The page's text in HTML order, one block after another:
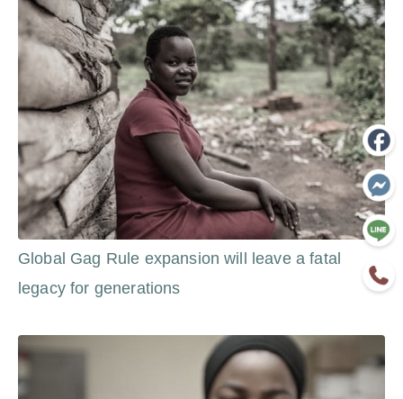
Global Gag Rule expansion will leave a fatal
legacy for generations